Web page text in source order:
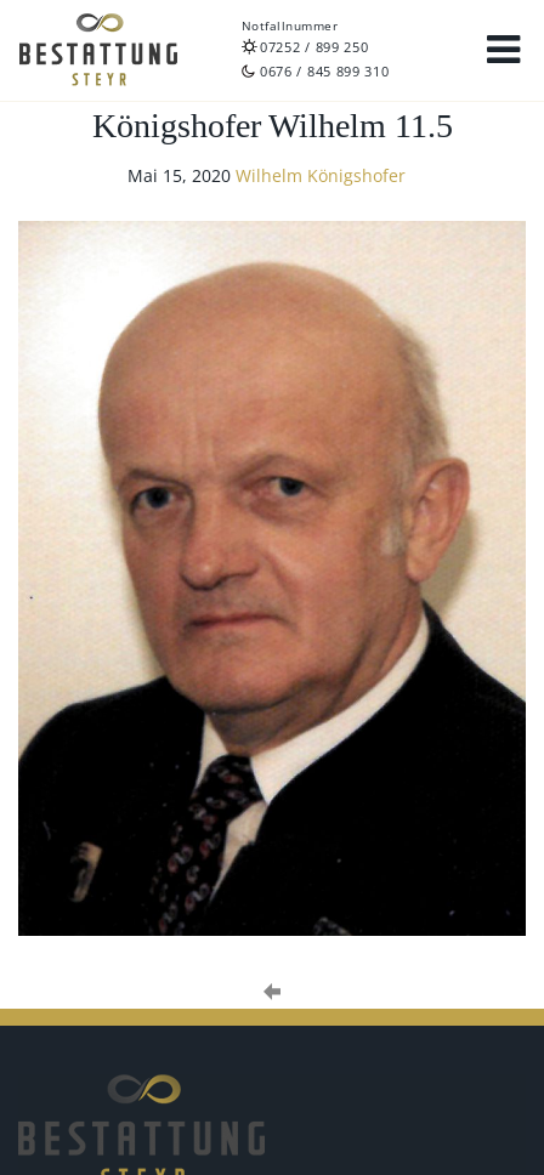
Notfallnummer
07252 / 899 250
0676 / 845 899 310
Königshofer Wilhelm 11.5
Mai 15, 2020 Wilhelm Königshofer